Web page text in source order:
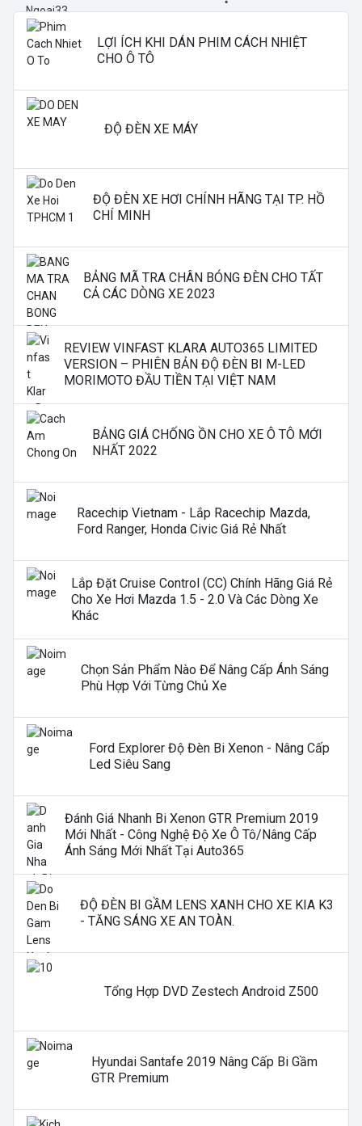
LỢI ÍCH KHI DÁN PHIM CÁCH NHIỆT
CHO Ô TÔ
ĐỘ ĐÈN XE MÁY
ĐỘ ĐÈN XE HƠI CHÍNH HÃNG TẠI TP. HỒ
CHÍ MINH
BẢNG MÃ TRA CHÂN BÓNG ĐÈN CHO TẤT
CẢ CÁC DÒNG XE 2023
REVIEW VINFAST KLARA AUTO365 LIMITED
VERSION – PHIÊN BẢN ĐỘ ĐÈN BI M-LED
MORIMOTO ĐẦU TIỀN TẠI VIỆT NAM
BẢNG GIÁ CHỐNG ỒN CHO XE Ô TÔ MỚI
NHẤT 2022
Racechip Vietnam - Lắp Racechip Mazda,
Ford Ranger, Honda Civic Giá Rẻ Nhất
Lắp Đặt Cruise Control (CC) Chính Hãng Giá Rẻ
Cho Xe Hơi Mazda 1.5 - 2.0 Và Các Dòng Xe
Khác
Chọn Sản Phẩm Nào Để Nâng Cấp Ánh Sáng
Phù Hợp Với Từng Chủ Xe
Ford Explorer Độ Đèn Bi Xenon - Nâng Cấp
Led Siêu Sang
Đánh Giá Nhanh Bi Xenon GTR Premium 2019
Mới Nhất - Công Nghệ Độ Xe Ô Tô/nâng Cấp
Ánh Sáng Mới Nhất Tại Auto365
ĐỘ ĐÈN BI GẦM LENS XANH CHO XE KIA K3
- TĂNG SÁNG XE AN TOÀN.
Tổng Hợp DVD Zestech Android Z500
Hyundai Santafe 2019 Nâng Cấp Bi Gầm
GTR Premium